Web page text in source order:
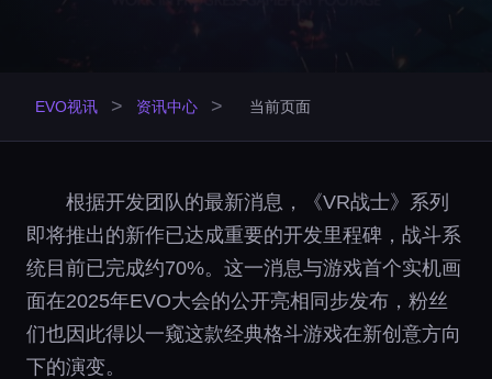
EVO视讯 > 资讯中心 > 当前页面
根据开发团队的最新消息，《VR战士》系列
即将推出的新作已达成重要的开发里程碑，战斗系
统目前已完成约70%。这一消息与游戏首个实机画
面在2025年EVO大会的公开亮相同步发布，粉丝
们也因此得以一窥这款经典格斗游戏在新创意方向
下的演变。